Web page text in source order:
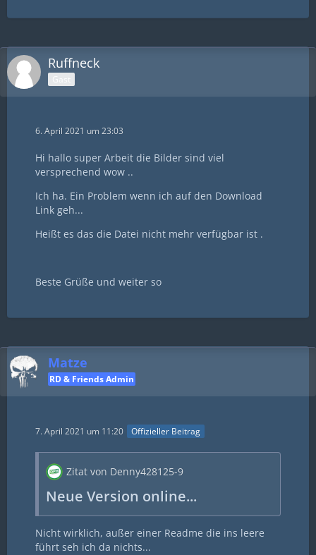
Ruffneck
Gast
6. April 2021 um 23:03
Hi hallo super Arbeit die Bilder sind viel
versprechend wow ..
Ich ha. Ein Problem wenn ich auf den Download
Link geh...
Heißt es das die Datei nicht mehr verfügbar ist .
Beste Grüße und weiter so
Matze
RD & Friends Admin
7. April 2021 um 11:20 Offizieller Beitrag
Zitat von Denny428125-9
Neue Version online...
Nicht wirklich, außer einer Readme die ins leere
führt seh ich da nichts...